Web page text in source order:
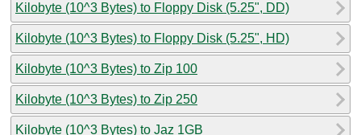
Kilobyte (10^3 Bytes) to Floppy Disk (5.25", DD)
Kilobyte (10^3 Bytes) to Floppy Disk (5.25", HD)
Kilobyte (10^3 Bytes) to Zip 100
Kilobyte (10^3 Bytes) to Zip 250
Kilobyte (10^3 Bytes) to Jaz 1GB